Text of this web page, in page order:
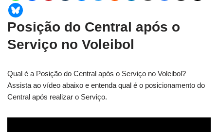
Posição do Central após o
Serviço no Voleibol
Qual é a Posição do Central após o Serviço no Voleibol?
Assista ao vídeo abaixo e entenda qual é o posicionamento do
Central após realizar o Serviço.